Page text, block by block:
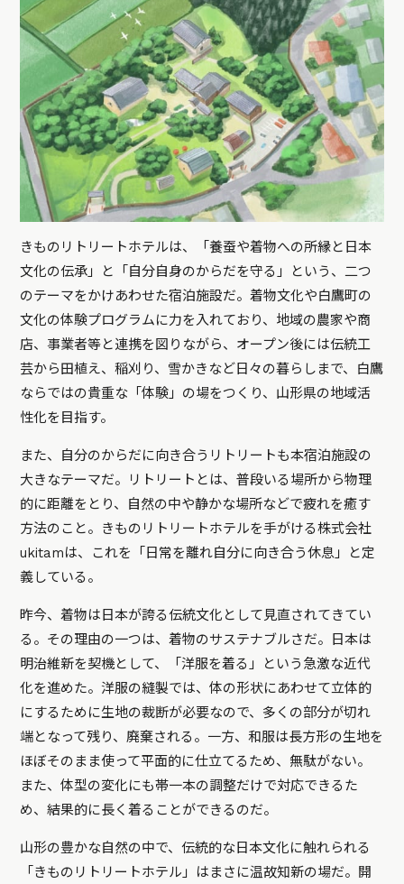
きものリトリートホテルは、「養蚕や着物への所縁と日本
文化の伝承」と「自分自身のからだを守る」という、二つ
のテーマをかけあわせた宿泊施設だ。着物文化や白鷹町の
文化の体験プログラムに力を入れており、地域の農家や商
店、事業者等と連携を図りながら、オープン後には伝統工
芸から田植え、稲刈り、雪かきなど日々の暮らしまで、白鷹
ならではの貴重な「体験」の場をつくり、山形県の地域活
性化を目指す。
また、自分のからだに向き合うリトリートも本宿泊施設の
大きなテーマだ。リトリートとは、普段いる場所から物理
的に距離をとり、自然の中や静かな場所などで疲れを癒す
方法のこと。きものリトリートホテルを手がける株式会社
ukitamは、これを「日常を離れ自分に向き合う休息」と定
義している。
昨今、着物は日本が誇る伝統文化として見直されてきてい
る。その理由の一つは、着物のサステナブルさだ。日本は
明治維新を契機として、「洋服を着る」という急激な近代
化を進めた。洋服の縫製では、体の形状にあわせて立体的
にするために生地の裁断が必要なので、多くの部分が切れ
端となって残り、廃棄される。一方、和服は長方形の生地を
ほぼそのまま使って平面的に仕立てるため、無駄がない。
また、体型の変化にも帯一本の調整だけで対応できるた
め、結果的に長く着ることができるのだ。
山形の豊かな自然の中で、伝統的な日本文化に触れられる
「きものリトリートホテル」はまさに温故知新の場だ。開